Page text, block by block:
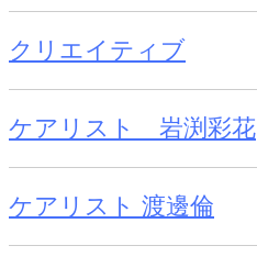
クリエイティブ
ケアリスト 岩渕彩花
ケアリスト 渡邊倫